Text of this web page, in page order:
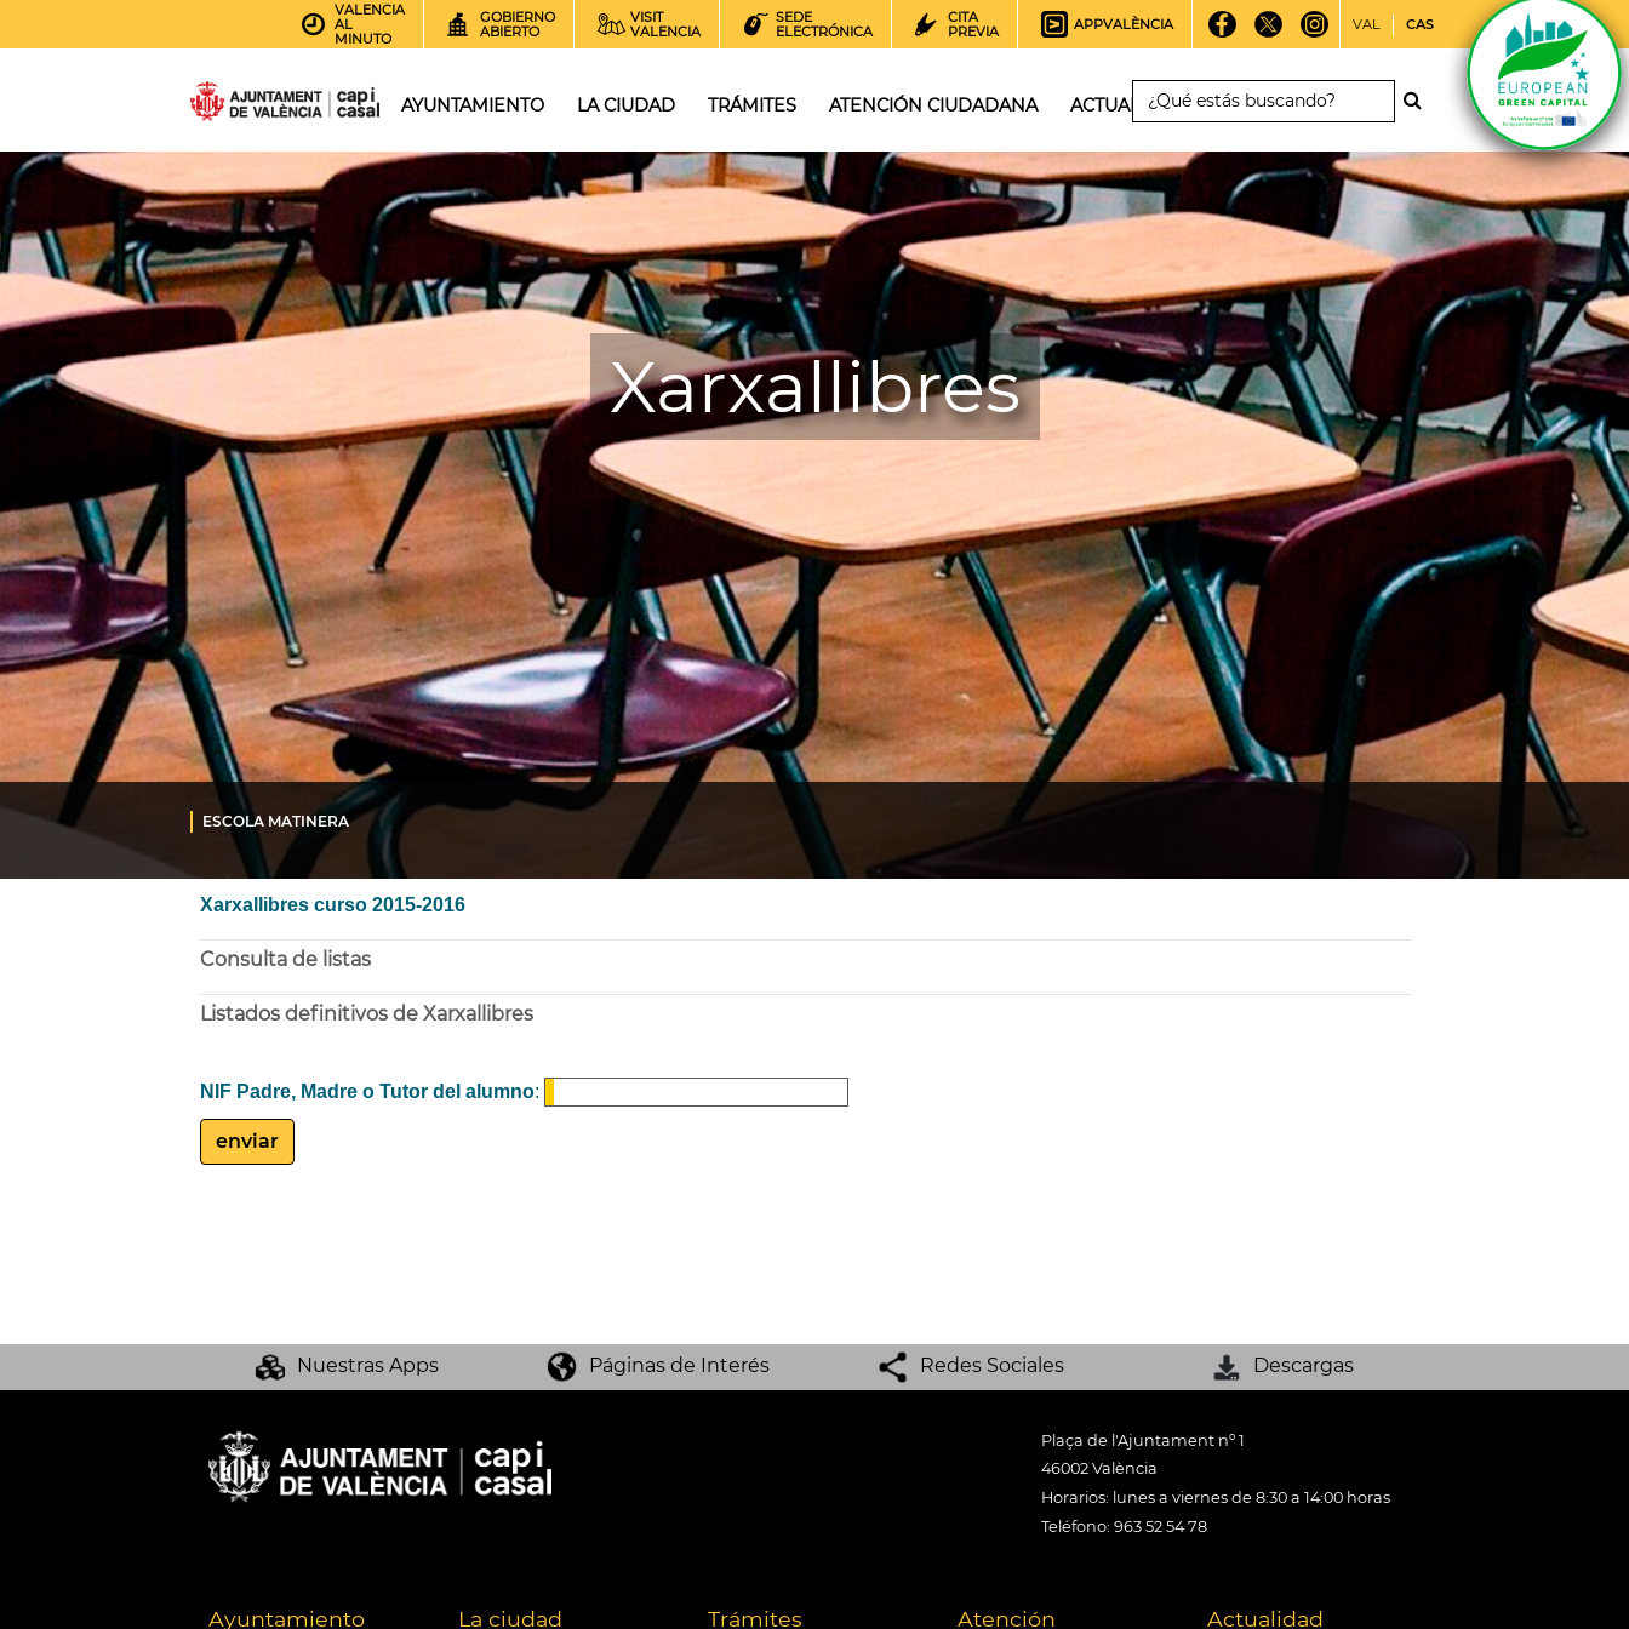
VALENCIA
AL
MINUTO
GOBIERNO
ABIERTO
VISIT
VALENCIA
SEDE
ELECTRÓNICA
CITA
PREVIA
APPVALÈNCIA VAL CAS
AYUNTAMIENTO LA CIUDAD TRÁMITES ATENCIÓN CIUDADANA ACTUALIDAD
Xarxallibres
ESCOLA MATINERA
Xarxallibres curso 2015-2016
Consulta de listas
Listados definitivos de Xarxallibres
NIF Padre, Madre o Tutor del alumno:
Nuestras Apps Páginas de Interés Redes Sociales Descargas
Plaça de l'Ajuntament nº 1
46002 València
Horarios: lunes a viernes de 8:30 a 14:00 horas
Teléfono: 963 52 54 78
Ayuntamiento La ciudad Trámites Atención Actualidad